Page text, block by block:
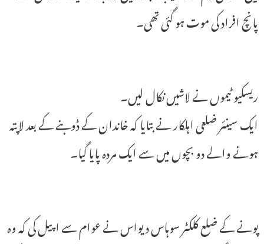
پانچ افراد کی موت ہو گئی تھی۔
ریسکیو ٹیموں نے لاشیں نکال لیں۔
ایک سینئر ضلعی اہلکار نے بتایا کہ خاندان کے ڈوبنے کے بعد لاپتہ
ہونے والے دو بچوں میں سے ایک مردہ پایا گیا۔
پونے کے ضلع کلکٹر سوہاس دیواس نے عوام سے اپیل کی کہ وہ